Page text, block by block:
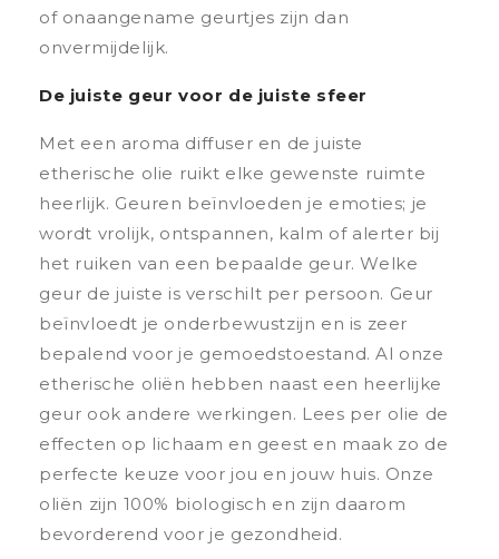
of onaangename geurtjes zijn dan
onvermijdelijk.
De juiste geur voor de juiste sfeer
Met een aroma diffuser en de juiste
etherische olie ruikt elke gewenste ruimte
heerlijk. Geuren beïnvloeden je emoties; je
wordt vrolijk, ontspannen, kalm of alerter bij
het ruiken van een bepaalde geur. Welke
geur de juiste is verschilt per persoon. Geur
beïnvloedt je onderbewustzijn en is zeer
bepalend voor je gemoedstoestand. Al onze
etherische oliën hebben naast een heerlijke
geur ook andere werkingen. Lees per olie de
effecten op lichaam en geest en maak zo de
perfecte keuze voor jou en jouw huis. Onze
oliën zijn 100% biologisch en zijn daarom
bevorderend voor je gezondheid.